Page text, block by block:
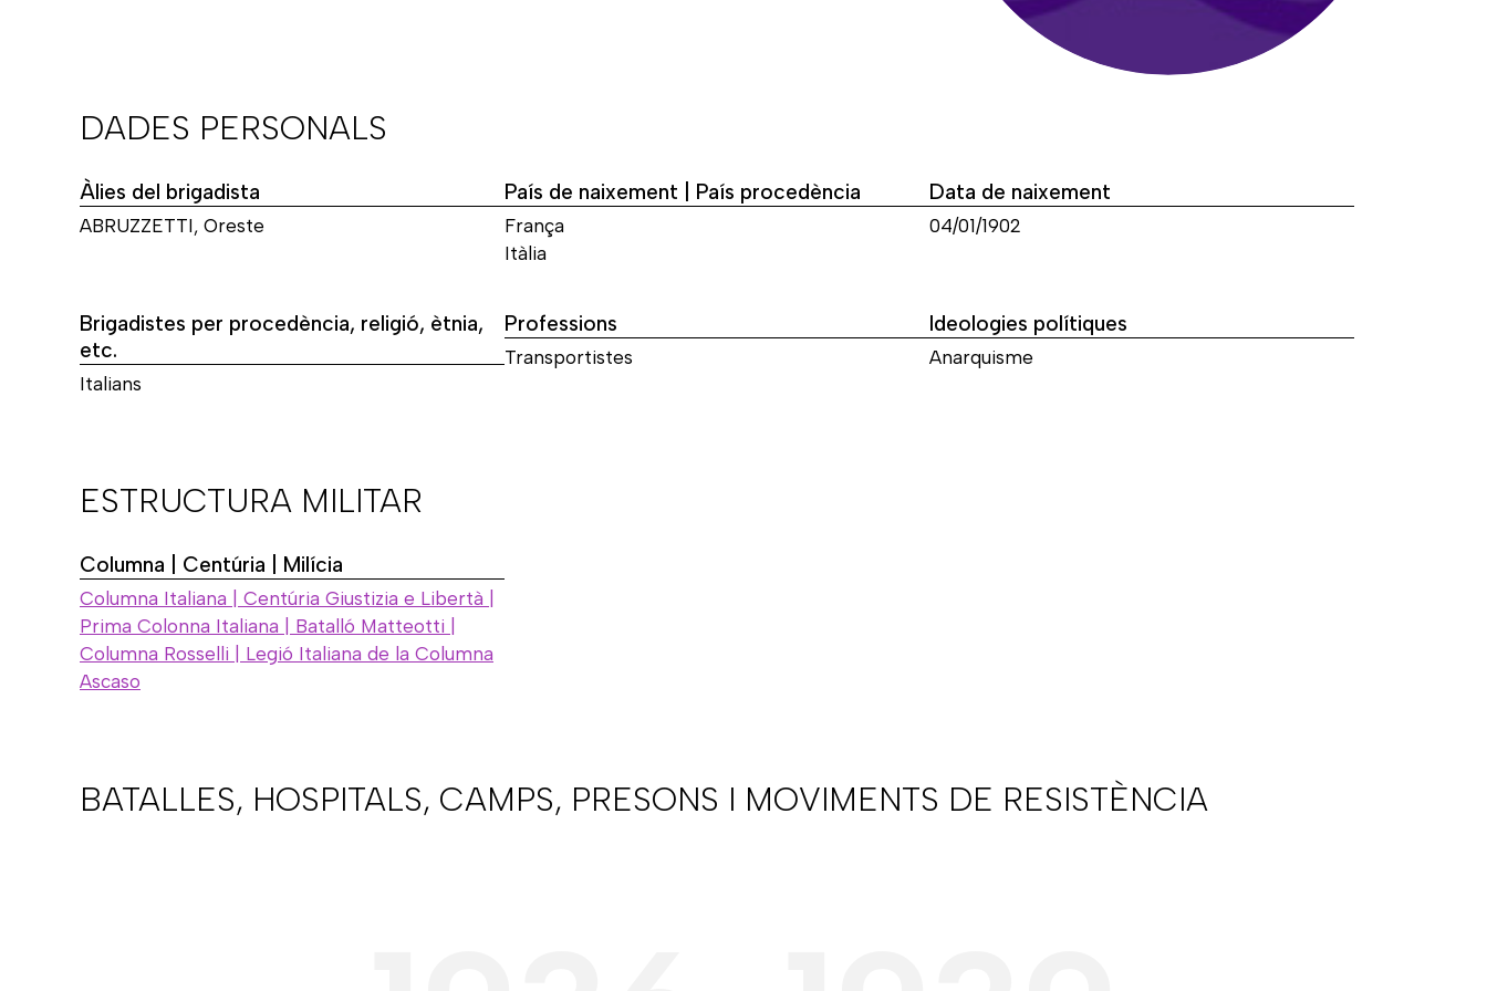
DADES PERSONALS
Àlies del brigadista
ABRUZZETTI, Oreste
País de naixement | País procedència
França
Itàlia
Data de naixement
04/01/1902
Brigadistes per procedència, religió, ètnia,
etc.
Italians
Professions
Transportistes
Ideologies polítiques
Anarquisme
ESTRUCTURA MILITAR
Columna | Centúria | Milícia
Columna Italiana | Centúria Giustizia e Libertà |
Prima Colonna Italiana | Batalló Matteotti |
Columna Rosselli | Legió Italiana de la Columna
Ascaso
BATALLES, HOSPITALS, CAMPS, PRESONS I MOVIMENTS DE RESISTÈNCIA